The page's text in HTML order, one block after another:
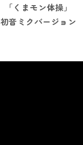
「くまモン体操」
初音ミクバージョン